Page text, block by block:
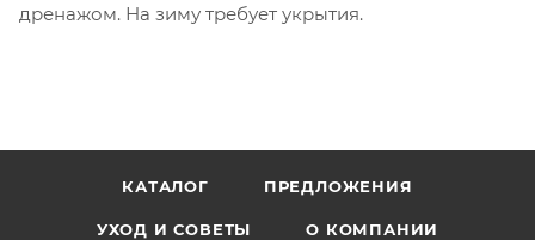
дренажом. На зиму требует укрытия.
КАТАЛОГ ПРЕДЛОЖЕНИЯ
УХОД И СОВЕТЫ О КОМПАНИИ